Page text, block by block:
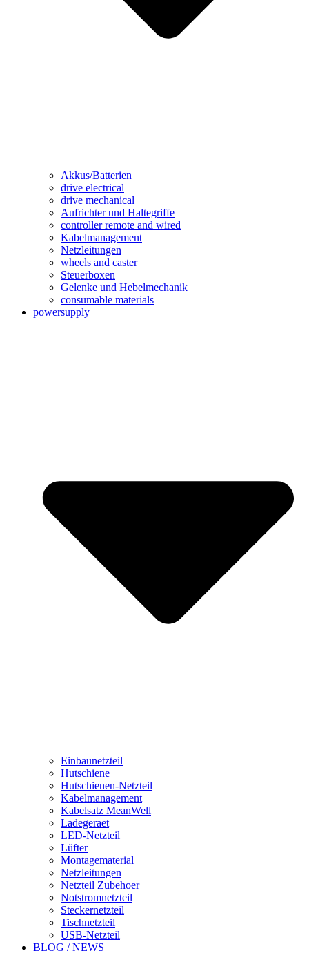
Akkus/Batterien
drive electrical
drive mechanical
Aufrichter und Haltegriffe
controller remote and wired
Kabelmanagement
Netzleitungen
wheels and caster
Steuerboxen
Gelenke und Hebelmechanik
consumable materials
powersupply
Einbaunetzteil
Hutschiene
Hutschienen-Netzteil
Kabelmanagement
Kabelsatz MeanWell
Ladegeraet
LED-Netzteil
Lüfter
Montagematerial
Netzleitungen
Netzteil Zubehoer
Notstromnetzteil
Steckernetzteil
Tischnetzteil
USB-Netzteil
BLOG / NEWS